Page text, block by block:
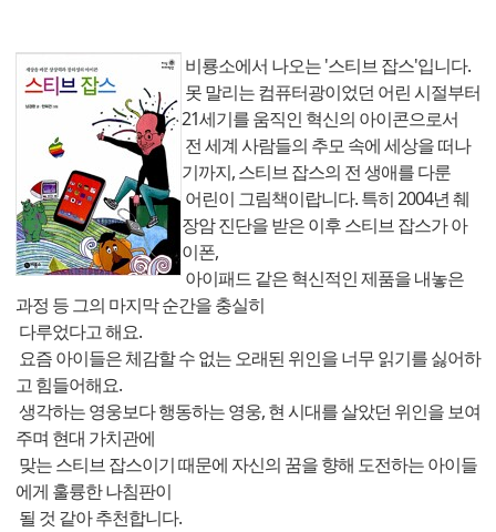
비룡소에서 나오는 '스티브 잡스'입니다.
못 말리는 컴퓨터광이었던 어린 시절부터
21세기를 움직인 혁신의 아이콘으로서
전 세계 사람들의 추모 속에 세상을 떠나
기까지, 스티브 잡스의 전 생애를 다룬
어린이 그림책이랍니다. 특히 2004년 췌
장암 진단을 받은 이후 스티브 잡스가 아
이폰,
아이패드 같은 혁신적인 제품을 내놓은
과정 등 그의 마지막 순간을 충실히
다루었다고 해요.
요즘 아이들은 체감할 수 없는 오래된 위인을 너무 읽기를 싫어하
고 힘들어해요.
생각하는 영웅보다 행동하는 영웅, 현 시대를 살았던 위인을 보여
주며 현대 가치관에
맞는 스티브 잡스이기 때문에 자신의 꿈을 향해 도전하는 아이들
에게 훌륭한 나침판이
될 것 같아 추천합니다.